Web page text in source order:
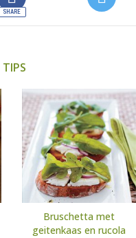
TIPS
Bruschetta met
geitenkaas en rucola